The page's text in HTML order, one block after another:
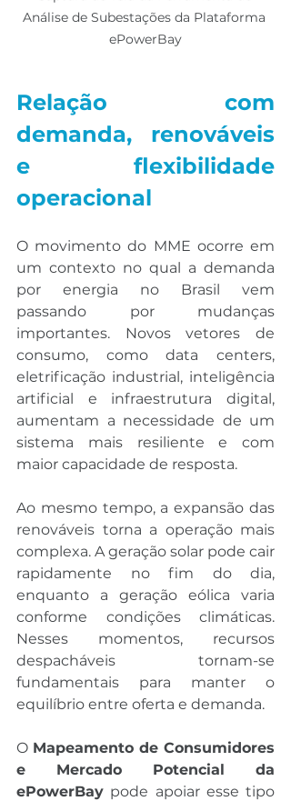
Análise de Subestações da Plataforma
ePowerBay
Relação com
demanda, renováveis
e flexibilidade
operacional
O movimento do MME ocorre em
um contexto no qual a demanda
por energia no Brasil vem
passando por mudanças
importantes. Novos vetores de
consumo, como data centers,
eletrificação industrial, inteligência
artificial e infraestrutura digital,
aumentam a necessidade de um
sistema mais resiliente e com
maior capacidade de resposta.
Ao mesmo tempo, a expansão das
renováveis torna a operação mais
complexa. A geração solar pode cair
rapidamente no fim do dia,
enquanto a geração eólica varia
conforme condições climáticas.
Nesses momentos, recursos
despacháveis tornam-se
fundamentais para manter o
equilíbrio entre oferta e demanda.
O Mapeamento de Consumidores
e Mercado Potencial da
ePowerBay pode apoiar esse tipo